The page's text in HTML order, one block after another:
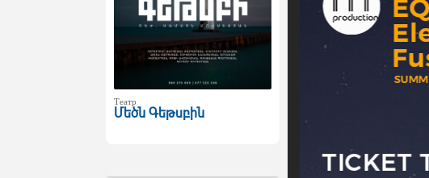
Театр
Մեծն Գեթսբին